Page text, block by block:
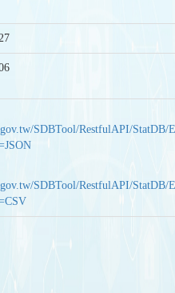
SDBTool/RestfulAPI/StatDB/
SDBTool/RestfulAPI/StatDB/